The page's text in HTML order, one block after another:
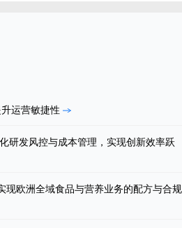
运营敏捷性
研发风控与成本管理，实现创新效率跃
欧洲全域食品与营养业务的配方与合规